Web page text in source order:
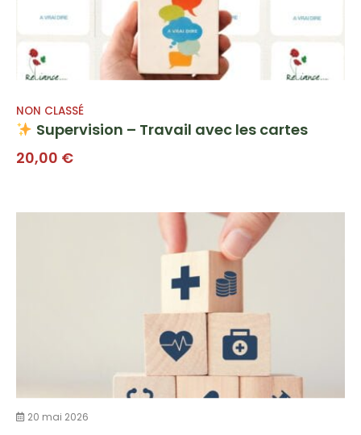
NON CLASSÉ
Supervision – Travail avec les cartes
20,00 €
20 mai 2026